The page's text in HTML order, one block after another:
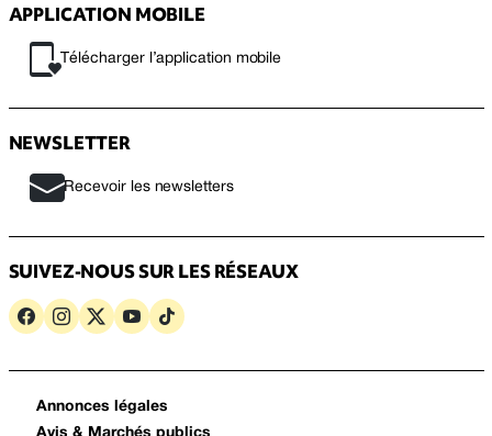
APPLICATION MOBILE
Télécharger l’application mobile
NEWSLETTER
Recevoir les newsletters
SUIVEZ-NOUS SUR LES RÉSEAUX
Annonces légales
Avis & Marchés publics